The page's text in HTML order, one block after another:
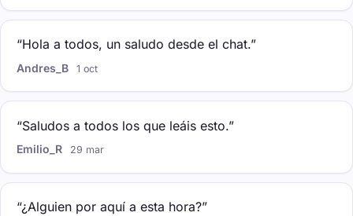
“Hola a todos, un saludo desde el chat.”
Andres_B 1 oct
“Saludos a todos los que leáis esto.”
Emilio_R 29 mar
“¿Alguien por aquí a esta hora?”